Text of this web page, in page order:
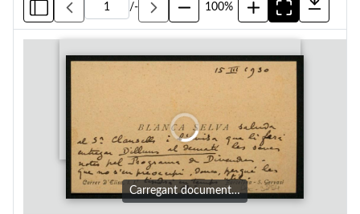
/- 100%
Carregant document…